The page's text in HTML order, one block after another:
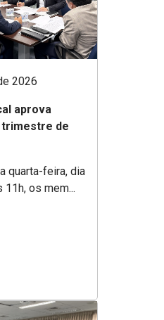
2026
aprova
trimestre de
quarta-feira, dia
11h, os mem...